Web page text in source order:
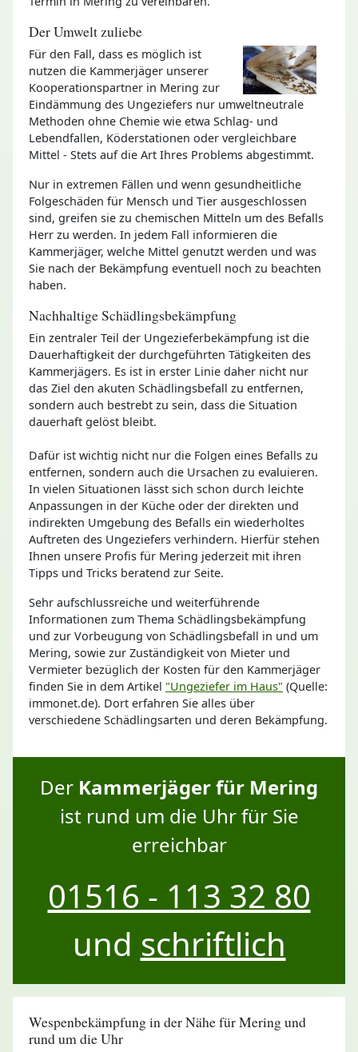
Der Umwelt zuliebe
Für den Fall, dass es möglich ist
nutzen die Kammerjäger unserer
Kooperationspartner in Mering zur
Eindämmung des Ungeziefers nur umweltneutrale
Methoden ohne Chemie wie etwa Schlag- und
Lebendfallen, Köderstationen oder vergleichbare
Mittel - Stets auf die Art Ihres Problems abgestimmt.
Nur in extremen Fällen und wenn gesundheitliche
Folgeschäden für Mensch und Tier ausgeschlossen
sind, greifen sie zu chemischen Mitteln um des Befalls
Herr zu werden. In jedem Fall informieren die
Kammerjäger, welche Mittel genutzt werden und was
Sie nach der Bekämpfung eventuell noch zu beachten
haben.
Nachhaltige Schädlingsbekämpfung
Ein zentraler Teil der Ungezieferbekämpfung ist die
Dauerhaftigkeit der durchgeführten Tätigkeiten des
Kammerjägers. Es ist in erster Linie daher nicht nur
das Ziel den akuten Schädlingsbefall zu entfernen,
sondern auch bestrebt zu sein, dass die Situation
dauerhaft gelöst bleibt.
Dafür ist wichtig nicht nur die Folgen eines Befalls zu
entfernen, sondern auch die Ursachen zu evaluieren.
In vielen Situationen lässt sich schon durch leichte
Anpassungen in der Küche oder der direkten und
indirekten Umgebung des Befalls ein wiederholtes
Auftreten des Ungeziefers verhindern. Hierfür stehen
Ihnen unsere Profis für Mering jederzeit mit ihren
Tipps und Tricks beratend zur Seite.
Sehr aufschlussreiche und weiterführende
Informationen zum Thema Schädlingsbekämpfung
und zur Vorbeugung von Schädlingsbefall in und um
Mering, sowie zur Zuständigkeit von Mieter und
Vermieter bezüglich der Kosten für den Kammerjäger
finden Sie in dem Artikel "Ungeziefer im Haus" (Quelle:
immonet.de). Dort erfahren Sie alles über
verschiedene Schädlingsarten und deren Bekämpfung.
Der Kammerjäger für Mering
ist rund um die Uhr für Sie
erreichbar
01516 - 113 32 80
und schriftlich
Wespenbekämpfung in der Nähe für Mering und
rund um die Uhr